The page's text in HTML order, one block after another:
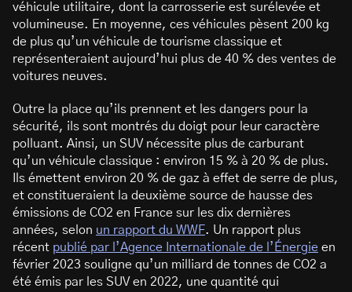
véhicule utilitaire, dont la carrosserie est surélevée et
volumineuse. En moyenne, ces véhicules pèsent 200 kg
de plus qu’un véhicule de tourisme classique et
représenteraient aujourd’hui plus de 40 % des ventes de
voitures neuves.
Outre la place qu’ils prennent et les dangers pour la
sécurité, ils sont montrés du doigt pour leur caractère
polluant. Ainsi, un SUV nécessite plus de carburant
qu’un véhicule classique : environ 15 % à 20 % de plus.
Ils émettent environ 20 % de gaz à effet de serre de plus,
et constitueraient la deuxième source de hausse des
émissions de CO2 en France sur les dix dernières
années, selon un rapport du WWF. Un rapport plus
récent publié par l’Agence Internationale de l’Énergie en
février 2023 souligne qu’un milliard de tonnes de CO2 a
été émis par les SUV en 2022, une quantité qui